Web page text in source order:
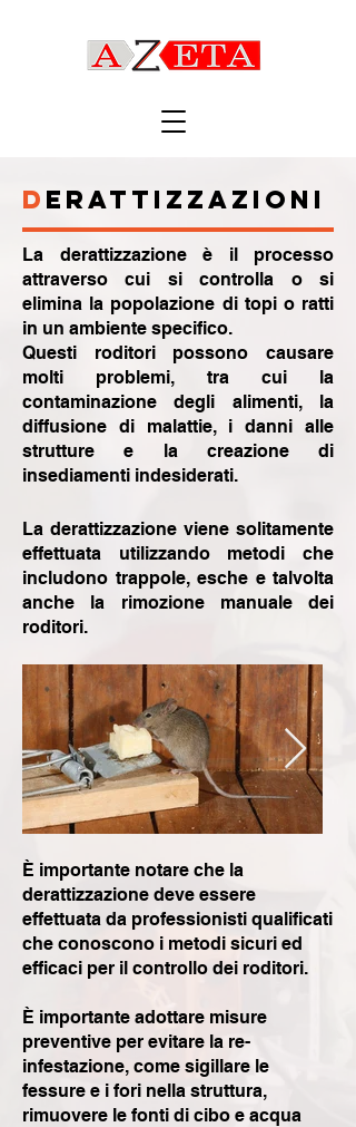
D erattizzazioni
La derattizzazione è il processo
attraverso cui si controlla o si
elimina la popolazione di topi o ratti
in un ambiente specifico.
Questi roditori possono causare
molti problemi, tra cui la
contaminazione degli alimenti, la
diffusione di malattie, i danni alle
strutture e la creazione di
insediamenti indesiderati.
La derattizzazione viene solitamente
effettuata utilizzando metodi che
includono trappole, esche e talvolta
anche la rimozione manuale dei
roditori.
È importante notare che la
derattizzazione deve essere
effettuata da professionisti qualificati
che conoscono i metodi sicuri ed
efficaci per il controllo dei roditori.
È importante adottare misure
preventive per evitare la re-
infestazione, come sigillare le
fessure e i fori nella struttura,
rimuovere le fonti di cibo e acqua